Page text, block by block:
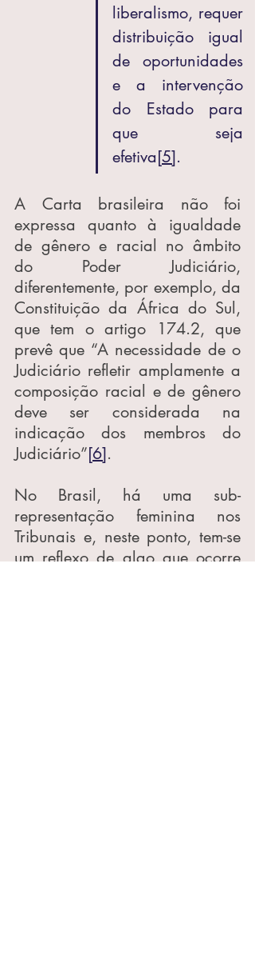
liberalismo, requer
distribuição igual
de oportunidades
e a intervenção
do Estado para
que seja
efetiva[5].
A Carta brasileira não foi
expressa quanto à igualdade
de gênero e racial no âmbito
do Poder Judiciário,
diferentemente, por exemplo, da
Constituição da África do Sul,
que tem o artigo 174.2, que
prevê que “A necessidade de o
Judiciário refletir amplamente a
composição racial e de gênero
deve ser considerada na
indicação dos membros do
Judiciário”[6].
No Brasil, há uma sub-
representação feminina nos
Tribunais e, neste ponto, tem-se
um reflexo de algo que ocorre